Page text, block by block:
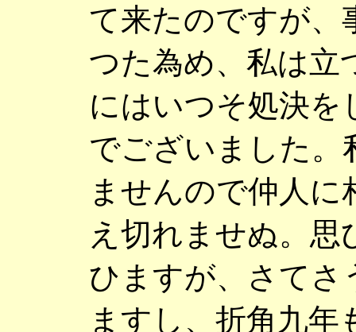
て来たのですが、
つた為め、私は立
にはいつそ処決を
でございました。
ませんので仲人
え切れませぬ。
ひますが、さてさ
ますし、折角九年